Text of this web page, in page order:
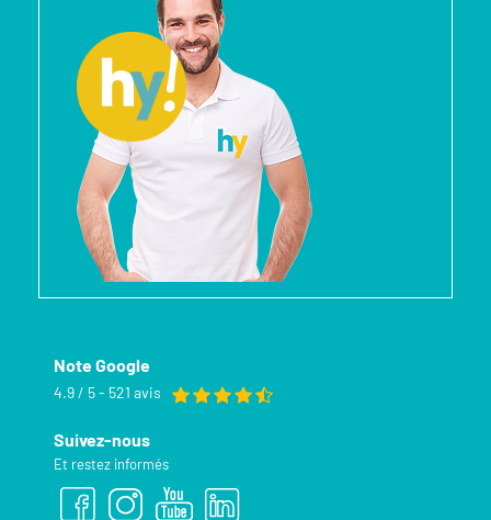
Note Google
4.9 / 5 - 521 avis
Suivez-nous
Et restez informés